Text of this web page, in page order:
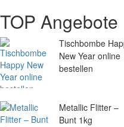
TOP Angebote
Tischbombe
New Year online
bestellen
Metallic Flitter –
Bunt 1kg